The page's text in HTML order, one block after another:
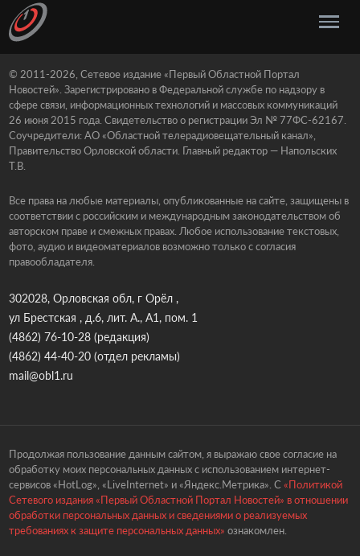
© 2011-2026, Сетевое издание «Первый Областной Портал
Новостей». Зарегистрировано в Федеральной службе по надзору в
сфере связи, информационных технологий и массовых коммуникаций
26 июня 2015 года. Свидетельство о регистрации Эл № 77ФС-62167.
Соучредители: АО «Областной телерадиовещательный канал»,
Правительство Орловской области. Главный редактор — Напольских
Т.В.
Все права на любые материалы, опубликованные на сайте, защищены в
соответствии с российским и международным законодательством об
авторском праве и смежных правах. Любое использование текстовых,
фото, аудио и видеоматериалов возможно только с согласия
правообладателя.
302028, Орловская обл, г Орёл ,
ул Брестская , д.6, лит. А., А1, пом. 1
(4862) 76-10-28(редакция)
(4862) 44-40-20(отдел рекламы)
mail@obl1.ru
Продолжая пользование данным сайтом, я выражаю свое согласие на
обработку моих персональных данных с использованием интернет-
сервисов «HotLog», «LiveInternet» и «Яндекс.Метрика». С «Политикой
Сетевого издания «Первый Областной Портал Новостей» в отношении
обработки персональных данных и сведениями о реализуемых
требованиях к защите персональных данных» ознакомлен.